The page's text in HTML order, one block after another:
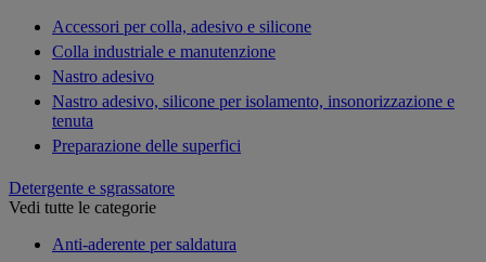
Accessori per colla, adesivo e silicone
Colla industriale e manutenzione
Nastro adesivo
Nastro adesivo, silicone per isolamento, insonorizzazione e
tenuta
Preparazione delle superfici
Detergente e sgrassatore
Vedi tutte le categorie
Anti-aderente per saldatura